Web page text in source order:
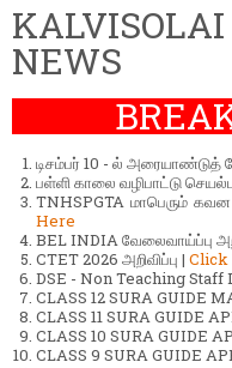
NEWS
டிசம்பர் 10 - ல் அரையாண்டுத்
பள்ளி காலை வழிபாட்டு
TNHSPGTA மாபெரும்
Here
BEL INDIA வேலைவாய்ப்பு
CTET 2026 அறிவிப்பு | Click
DSE - Non Teaching Staff
CLASS 12 SURA GUIDE
CLASS 11 SURA GUIDE
CLASS 10 SURA GUIDE
CLASS 9 SURA GUIDE